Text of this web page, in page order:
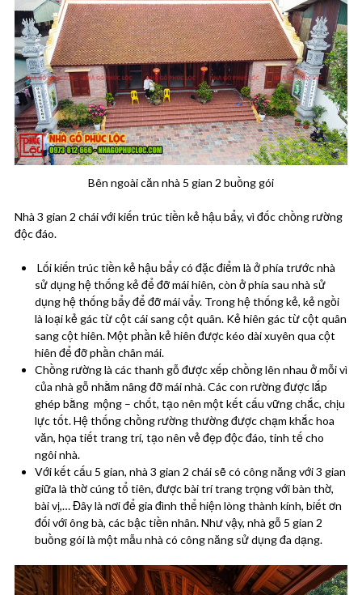
Bên ngoài căn nhà 5 gian 2 buồng gói
Nhà 3 gian 2 chái với kiến trúc tiền kẻ hậu bẩy, vì đốc chồng rường
độc đáo.
Lối kiến trúc tiền kẻ hậu bẩy có đặc điểm là ở phía trước nhà
sử dụng hệ thống kẻ để đỡ mái hiên, còn ở phía sau nhà sử
dụng hệ thống bẩy để đỡ mái vẩy. Trong hệ thống kẻ, kẻ ngồi
là loại kẻ gác từ cột cái sang cột quân. Kẻ hiên gác từ cột quân
sang cột hiên. Một phần kẻ hiên được kéo dài xuyên qua cột
hiên để đỡ phần chân mái.
Chồng rường là các thanh gỗ được xếp chồng lên nhau ở mỗi vì
của nhà gỗ nhằm nâng đỡ mái nhà. Các con rường được lắp
ghép bằng mộng – chốt, tạo nên một kết cấu vững chắc, chịu
lực tốt. Hệ thống chồng rường thường được chạm khắc hoa
văn, họa tiết trang trí, tạo nên vẻ đẹp độc đáo, tinh tế cho
ngôi nhà.
Với kết cấu 5 gian, nhà 3 gian 2 chái sẽ có công năng với 3 gian
giữa là thờ cúng tổ tiên, được bài trí trang trọng với bàn thờ,
bài vị,… Đây là nơi để gia đình thể hiện lòng thành kính, biết ơn
đối với ông bà, các bậc tiền nhân. Như vậy, nhà gỗ 5 gian 2
buồng gói là một mẫu nhà có công năng sử dụng đa dạng.